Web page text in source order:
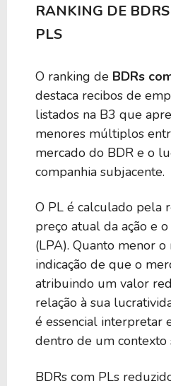
RANKING DE
PLS
O ranking de BDRs
destaca recibos de
listados na B3 que
menores múltiplos
mercado do BDR e o
companhia subjacente.
O PL é calculado pela
preço atual da ação e
(LPA). Quanto menor
indicação de que o
atribuindo um valor
relação à sua
é essencial interpretar
dentro de um contexto
BDRs com PLs